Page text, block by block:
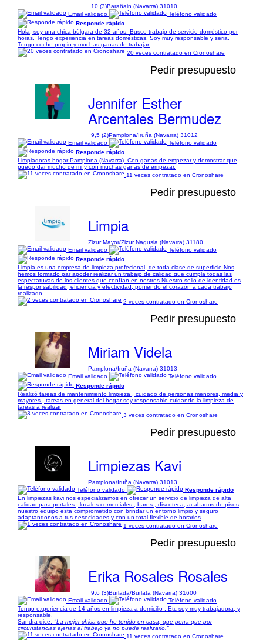
10 (3)Barañain (Navarra) 31010
Email validado
Teléfono validado
Responde rápido
Hola, soy una chica búlgara de 32 años. Busco trabajo de servicio doméstico por
horas. Tengo experiencia en tareas domésticas. Soy muy responsable y seria.
Tengo coche propio y muchas ganas de trabajar.
20 veces contratado en Cronoshare
Pedir presupuesto
Jennifer Esther
Arcentales Bermudez
9,5 (2)Pamplona/Iruña (Navarra) 31012
Email validado
Teléfono validado
Responde rápido
Limpiadoras hogar Pamplona (Navarra). Con ganas de empezar y demostrar que
puedo dar mucho de mi y con muchas ganas de empezar.
11 veces contratado en Cronoshare
Pedir presupuesto
Limpia
Zizur Mayor/Zizur Nagusia (Navarra) 31180
Email validado
Teléfono validado
Responde rápido
Limpia es una empresa de limpieza profecional, de toda clase de superficie Nos
hemos formado par apoder realizar un trabajo de calidad que cumpla todas las
espectatuvas de los clientes que confían en nostros Nuestro sello de identidad es
la responsabilidad, eficiencia y efectividad, poniendo el corazón a cada trabajo
realizado
2 veces contratado en Cronoshare
Pedir presupuesto
Miriam Videla
Pamplona/Iruña (Navarra) 31013
Email validado
Teléfono validado
Responde rápido
Realizó tareas de mantenimiento limpieza , cuidado de personas menores, media y
mayores , tareas en general del hogar soy responsable cuidando la limpieza de
tareas a realizar
3 veces contratado en Cronoshare
Pedir presupuesto
Limpiezas Kavi
Pamplona/Iruña (Navarra) 31013
Teléfono validado
Responde rápido
En limpiezas kavi nos especializamos en ofrecer un servicio de limpieza de alta
calidad para portales , locales comerciales , bares , discoteca, acabados de pisos
nuestro equipo esta comprometido con brindar un entorno limpio y seguro
adaptandonos a tus nesecidades y con un total flexible de horarios
1 veces contratado en Cronoshare
Pedir presupuesto
Erika Rosales Rosales
9,6 (3)Burlada/Burlata (Navarra) 31600
Email validado
Teléfono validado
Tengo experiencia de 14 años en limpieza a domicilio . Etc soy muy trabajadora, y
responsable.
Sandra dice: "La mejor chica que he tenido en casa, que pena que por
circunstancias ajenas al trabajo ya no puede realizarlo."
11 veces contratado en Cronoshare